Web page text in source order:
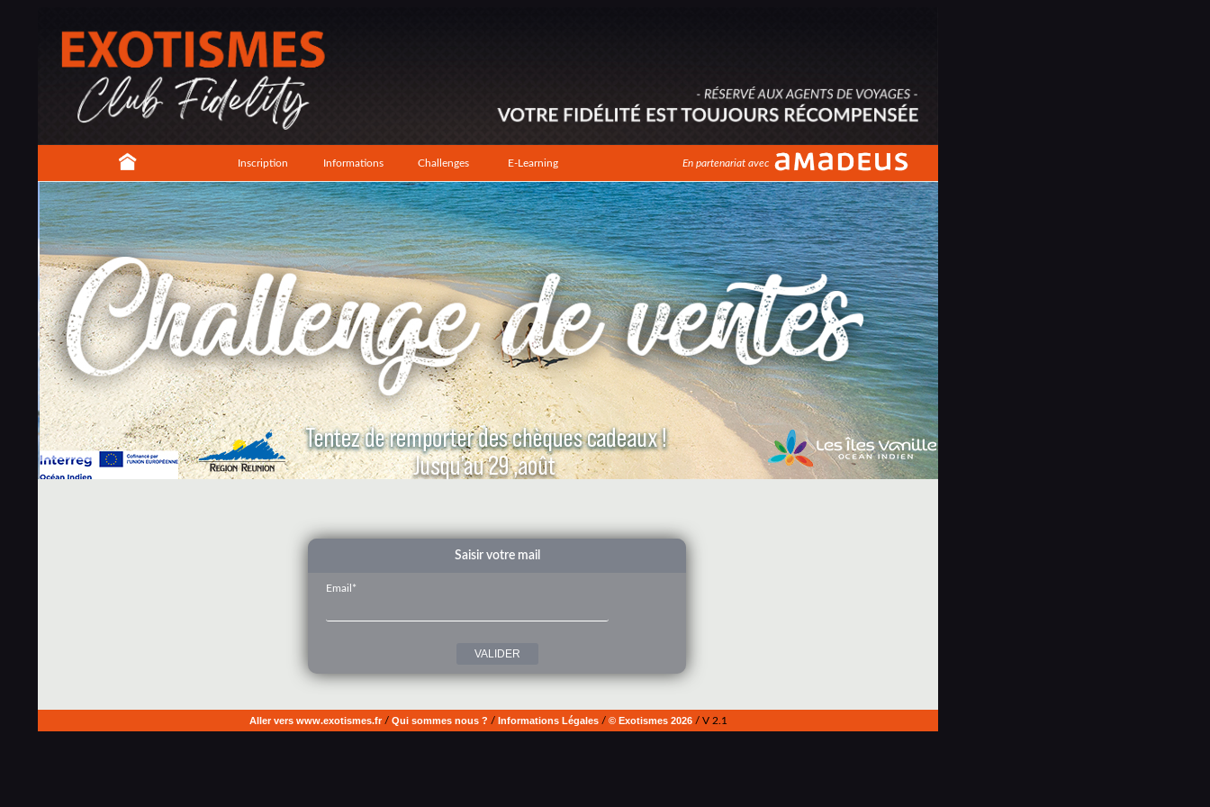
Inscription Informations Challenges E-Learning En partenariat avec
Saisir votre mail
Email*
Aller vers www.exotismes.fr/ Qui sommes nous ? / Informations Légales/ © Exotismes 2026/ V 2.1